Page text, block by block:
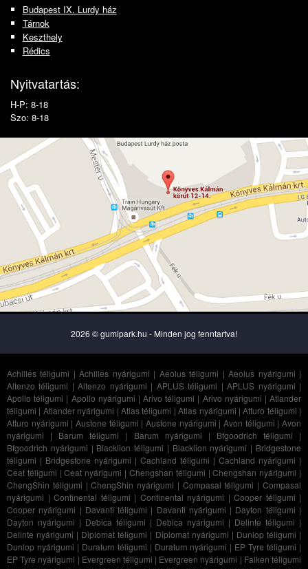
Budapest IX. Lurdy ház
Tárnok
Keszthely
Rédics
Nyitvatartás:
H-P: 8-18
Szo: 8-18
2026 © gumipark.hu - Minden jog fenntartva!
Achilles téligumi |Achilles nyárigumi | Aeolus téligumi |Aeolus nyárigumi |
Altenzo téligumi |Altenzo nyárigumi | APLUS téligumi |APLUS nyárigumi |
Apollo téligumi | Apollo nyárigumi |Arivo téligumi | Arivo nyárigumi |Atlander
téligumi | Atlander nyárigumi | Atlas téligumi |Atlas nyárigumi |Atturo téligumi |
Atturo nyárigumi |Austone téligumi |Austone nyárigumi |Avon téligumi |Avon
nyárigumi | Barum téligumi | Barum nyárigumi | Bfgoodrich téligumi |
Bfgoodrich nyárigumi | Blacklion téligumi | Blacklion nyárigumi | Bridgestone
téligumi | Bridgestone nyárigumi | Cachland téligumi | Cachland nyárigumi |
Ceat téligumi |Ceat nyárigumi | Chengshan téligumi |Chengshan nyárigumi |
ChengShin téligumi |ChengShin nyárigumi | Compasal téligumi |Compasal
nyárigumi | Continental téligumi | Continental nyárigumi | Cooper téligumi |
Cooper nyárigumi | Davanti téligumi | Davanti nyárigumi | Dayton téligumi |
Dayton nyárigumi | Debica téligumi | Debica nyárigumi | Delinte téligumi |
Delinte nyárigumi | Diplomat téligumi | Diplomat nyárigumi | Dunlop téligumi |
Dunlop nyárigumi | Duraturn téligumi | Duraturn nyárigumi | EP Tyre téligumi |
EP Tyre nyárigumi | Evergreen téligumi | Evergreen nyárigumi | Falken téligumi